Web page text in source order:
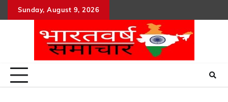
to
Sunday, August 9, 2026